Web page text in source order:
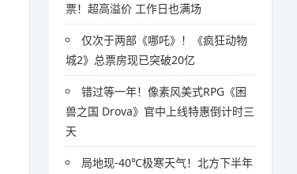
票！超高溢价 工作日也满场
仅次于两部《哪吒》！《疯狂动物
城2》总票房现已突破20亿
错过等一年！像素风美式RPG《困
兽之国 Drova》官中上线特惠倒计时三
天
局地现-40℃极寒天气！北方下半年